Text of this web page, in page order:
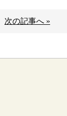
次の記事へ »